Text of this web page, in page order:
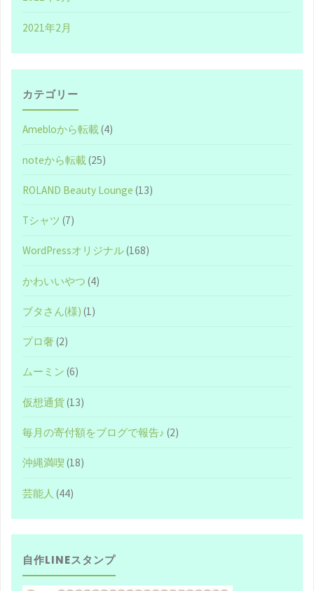
2021年2月
カテゴリー
Amebloから転載(4)
noteから転載(25)
ROLAND Beauty Lounge (13)
Tシャツ (7)
WordPressオリジナル(168)
かわいいやつ (4)
ブタさん(様) (1)
プロ奢 (2)
ムーミン (6)
仮想通貨(13)
毎月の寄付額をブログで報告♪ (2)
沖縄満喫 (18)
芸能人 (44)
自作LINEスタンプ